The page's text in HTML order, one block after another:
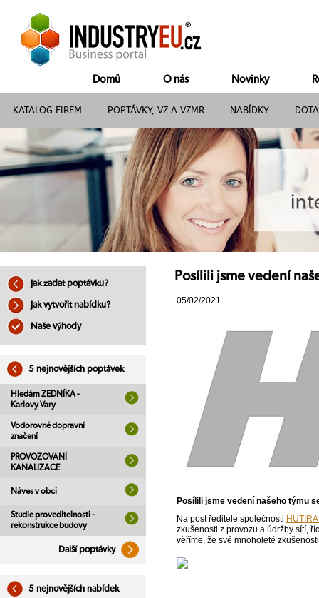
Domů O nás Novinky
KATALOG FIREM POPTÁVKY, VZ A VZMR NABÍDKY
Jak zadat poptávku?
Jak vytvořit nabídku?
Naše výhody
5 nejnovějších poptávek
Hledám ZEDNÍKA -
Karlovy Vary
Vodorovné dopravní
značení
PROVOZOVÁNÍ
KANALIZACE
Náves v obci
Studie proveditelnosti -
rekonstrukce budovy
Další poptávky
5 nejnovějších nabídek
Posílili jsme vedení
05/02/2021
Posílili jsme vedení našeho týmu
Na post ředitele společnosti
zkušenosti z provozu a údržby sítí,
věříme, že své mnoholeté